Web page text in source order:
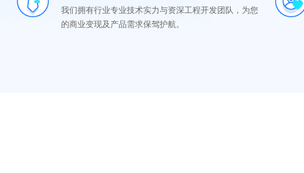
我们拥有行业专业技术实力与资深工程开发团队，为您
的商业变现及产品需求保驾护航。